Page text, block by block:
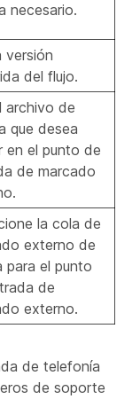
necesario.
versión
del flujo.
archivo de
que desea
en el punto de
de marcado
la cola de
externo de
para el punto
de
externo.
de telefonía
de soporte